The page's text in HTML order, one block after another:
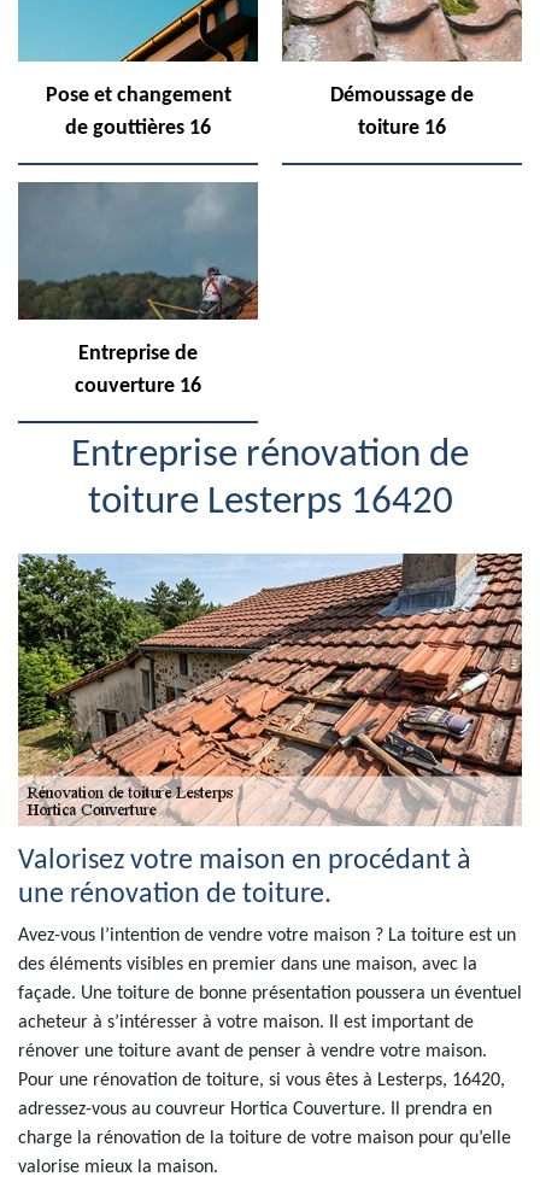
Pose et changement
de gouttières 16
Démoussage de
toiture 16
Entreprise de
couverture 16
Entreprise rénovation de
toiture Lesterps 16420
Valorisez votre maison en procédant à
une rénovation de toiture.
Avez-vous l’intention de vendre votre maison ? La toiture est un
des éléments visibles en premier dans une maison, avec la
façade. Une toiture de bonne présentation poussera un éventuel
acheteur à s’intéresser à votre maison. Il est important de
rénover une toiture avant de penser à vendre votre maison.
Pour une rénovation de toiture, si vous êtes à Lesterps, 16420,
adressez-vous au couvreur Hortica Couverture. Il prendra en
charge la rénovation de la toiture de votre maison pour qu’elle
valorise mieux la maison.